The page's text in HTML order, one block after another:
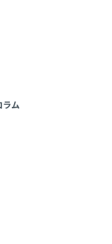
ラム